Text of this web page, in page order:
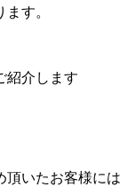
す。
紹介します
頂いたお客様には